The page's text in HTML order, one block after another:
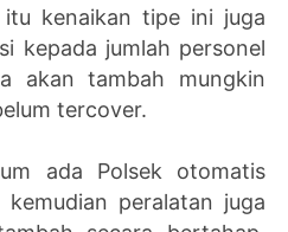
itu kenaikan tipe ini juga
kepada jumlah personel
akan tambah mungkin
tercover.
ada Polsek otomatis
peralatan juga